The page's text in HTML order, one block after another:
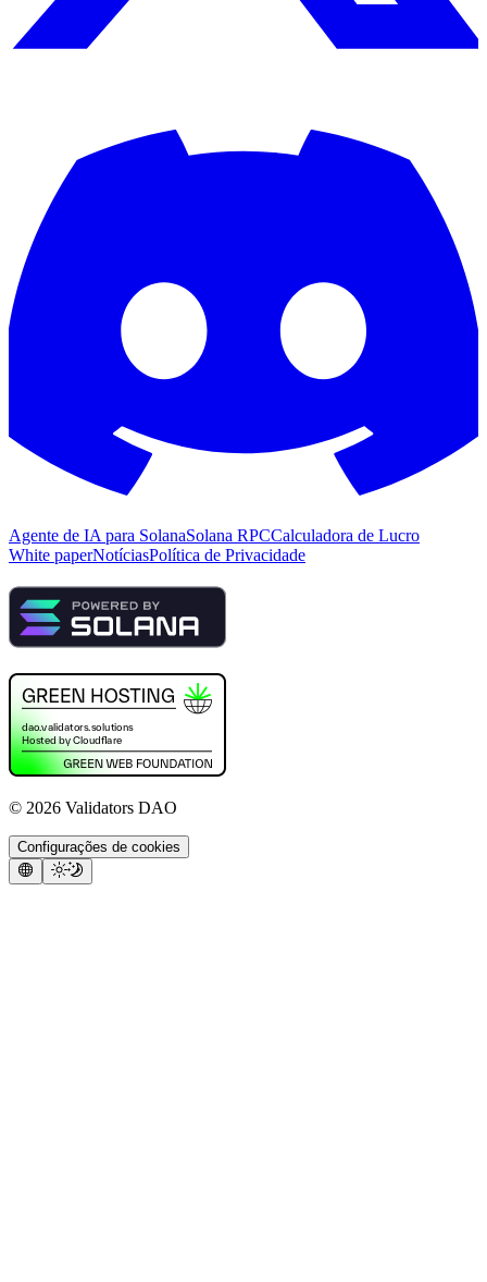
Agente de IA para SolanaSolana RPCCalculadora de Lucro
White paperNotíciasPolítica de Privacidade
© 2026 Validators DAO
Configurações de cookies